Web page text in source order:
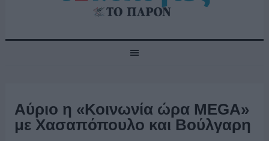
Αύριο η «Κοινωνία ώρα MEGA»
με Χασαπόπουλο και Βούλγαρη